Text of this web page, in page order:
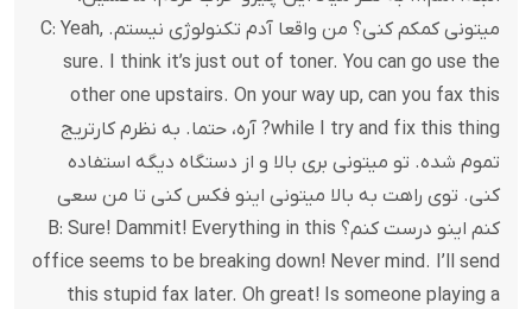
میتونی کمکم کنی؟ من واقعا آدم تکنولوژی نیستم. C: Yeah,
sure. I think it’s just out of toner. You can go use the
other one upstairs. On your way up, can you fax this
while I try and fix this thing? آره، حتما. به نظرم کارتریج
تموم شده. تو میتونی بری بالا و از دستگاه دیگه استفاده
کنی. توی راهت به بالا میتونی اینو فکس کنی تا من سعی
کنم اینو درست کنم؟ B: Sure! Dammit! Everything in this
office seems to be breaking down! Never mind. I’ll send
this stupid fax later. Oh great! Is someone playing a